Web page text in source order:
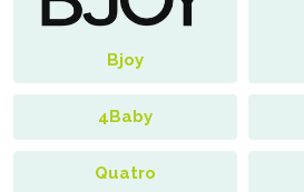
Bjoy
4Baby
Quatro